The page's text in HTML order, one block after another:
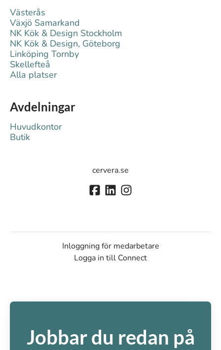
Västerås
Växjö Samarkand
NK Kök & Design Stockholm
NK Kök & Design, Göteborg
Linköping Tornby
Skellefteå
Alla platser
Avdelningar
Huvudkontor
Butik
cervera.se
Inloggning för medarbetare
Logga in till Connect
Jobbar du redan på